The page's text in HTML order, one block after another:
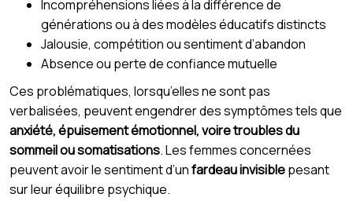
Incompréhensions liées à la différence de
générations ou à des modèles éducatifs distincts
Jalousie, compétition ou sentiment d’abandon
Absence ou perte de confiance mutuelle
Ces problématiques, lorsqu’elles ne sont pas
verbalisées, peuvent engendrer des symptômes tels que
anxiété, épuisement émotionnel, voire troubles du
sommeil ou somatisations. Les femmes concernées
peuvent avoir le sentiment d’unfardeau invisiblepesant
sur leur équilibre psychique.